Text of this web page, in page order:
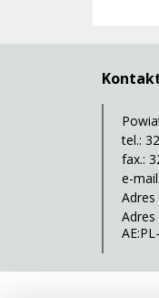
tel.:
fax.:
e-mail:
Adres